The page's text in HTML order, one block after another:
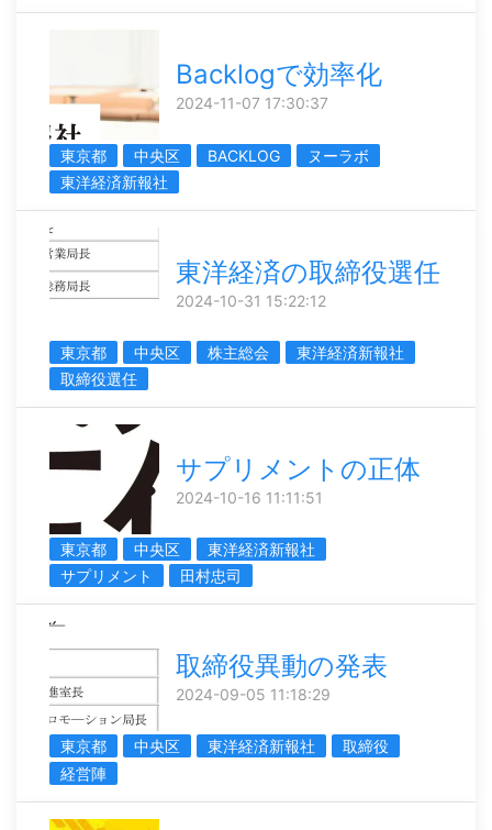
Backlogで効率化
2024-11-07 17:30:37
東京都 中央区 BACKLOG
ヌーラボ
東洋経済新報社
東洋経済の取締役選任
2024-10-31 15:22:12
東京都 中央区 株主総会
東洋経済新報社
取締役選任
サプリメントの正体
2024-10-16 11:11:51
東京都 中央区
東洋経済新報社
サプリメント
田村忠司
取締役異動の発表
2024-09-05 11:18:29
東京都 中央区 東洋経済新報社
取締役
経営陣